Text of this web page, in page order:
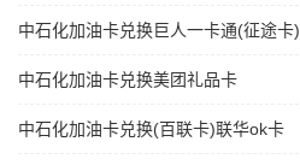
中石化加油卡兑换巨人一卡通(征途卡)
中石化加油卡兑换美团礼品卡
中石化加油卡兑换(百联卡)联华ok卡